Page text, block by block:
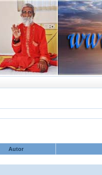
Autor